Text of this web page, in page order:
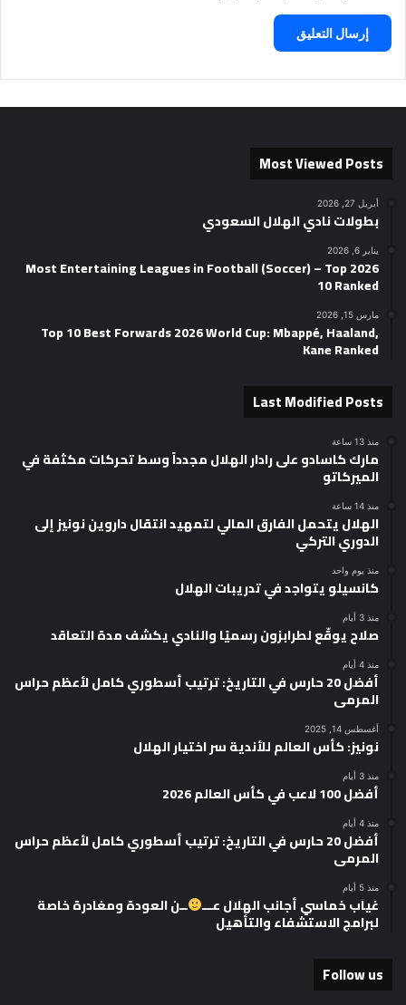
Most Viewed Posts
أبريل 27, 2026
بطولات نادي الهلال السعودي
يناير 6, 2026
2026 Most Entertaining Leagues in Football (Soccer) – Top
10 Ranked
مارس 15, 2026
Top 10 Best Forwards 2026 World Cup: Mbappé, Haaland,
Kane Ranked
Last Modified Posts
منذ 13 ساعة
مارك كاسادو على رادار الهلال مجدداً وسط تحركات مكثفة في
الميركاتو
منذ 14 ساعة
الهلال يتحمل الفارق المالي لتمهيد انتقال داروين نونيز إلى
الدوري التركي
منذ يوم واحد
كانسيلو يتواجد في تدريبات الهلال
منذ 3 أيام
صلاح يوقّع لطرابزون رسميًا والنادي يكشف مدة التعاقد
منذ 4 أيام
أفضل 20 حارس في التاريخ: ترتيب أسطوري كامل لأعظم حراس
المرمى
أغسطس 14, 2025
نونيز: كأس العالم للأندية سر اختيار الهلال
منذ 3 أيام
أفضل 100 لاعب في كأس العالم 2026
منذ 4 أيام
أفضل 20 حارس في التاريخ: ترتيب أسطوري كامل لأعظم حراس
المرمى
منذ 5 أيام
غياب خماسي أجانب الهلال عـــ ــن العودة ومغادرة خاصة
لبرامج الاستشفاء والتأهيل
Follow us